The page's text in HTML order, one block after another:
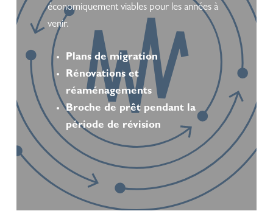
économiquement viables pour les années à
venir.
Plans de migration
Rénovations et
réaménagements
Broche de prêt pendant la
période de révision